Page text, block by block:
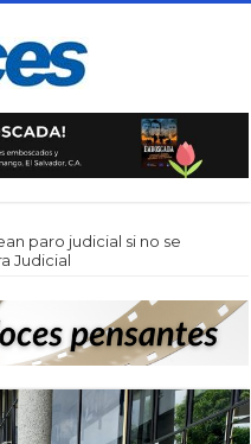
paro judicial si no se
Judicial